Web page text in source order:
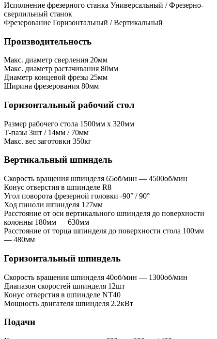
Исполнение фрезерного станка Универсальный / Фрезерно-
сверлильный станок
Фрезерование Горизонтальный / Вертикальный
Производительность
Макс. диаметр сверления 20мм
Макс. диаметр растачивания 80мм
Диаметр концевой фрезы 25мм
Ширина фрезерования 80мм
Горизонтальный рабочий стол
Размер рабочего стола 1500мм x 320мм
Т-пазы 3шт / 14мм / 70мм
Макс. вес заготовки 350кг
Вертикальный шпиндель
Скорость вращения шпинделя 65об/мин — 4500об/мин
Конус отверстия в шпинделе R8
Угол поворота фрезерной головки -90° / 90°
Ход пиноли шпинделя 127мм
Расстояние от оси вертикального шпинделя до поверхности
колонны 180мм — 630мм
Расстояние от торца шпинделя до поверхности стола 100мм
— 480мм
Горизонтальный шпиндель
Скорость вращения шпинделя 40об/мин — 1300об/мин
Диапазон скоростей шпинделя 12шт
Конус отверстия в шпинделе NT40
Мощность двигателя шпинделя 2.2кВт
Подачи